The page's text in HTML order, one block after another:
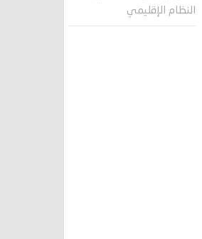
النظام الإقليمي